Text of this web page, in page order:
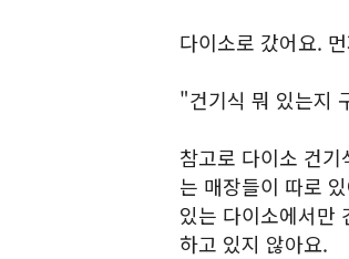
다이소로 갔어요.
"건기식 뭐 있는지
참고로 다이소 건
는 매장들이 따로
있는 다이소에서만
하고 있지 않아요.